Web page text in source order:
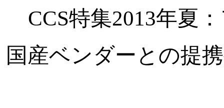
CCS特集2013年夏
国産ベンダーとの提